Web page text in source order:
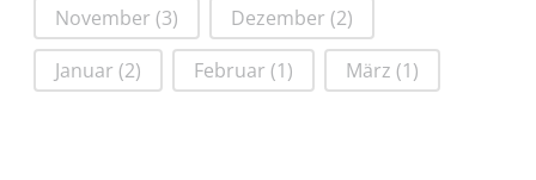
November (3) Dezember (2)
Januar (2) Februar (1) März (1)